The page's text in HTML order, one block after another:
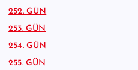
252. GÜN
253. GÜN
254. GÜN
255. GÜN